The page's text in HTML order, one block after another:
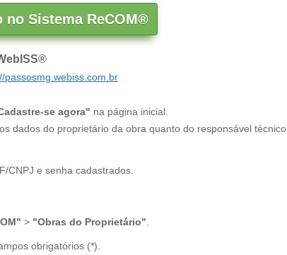
no Sistema ReCOM®
passosmg.webiss.com.br
se agora" na página inicial.
dados do proprietário da obra quanto do responsável técnico.
CNPJ e senha cadastrados.
> "Obras do Proprietário"
obrigatórios (*).